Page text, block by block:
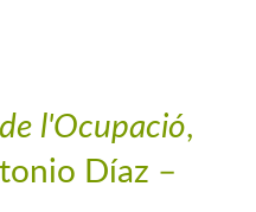
l'Ocupació,
Díaz –